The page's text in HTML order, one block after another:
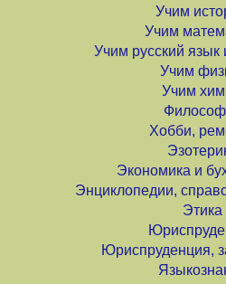
Учим
Учим
Учим русский язык
Учим
Учим
Хобби,
Экономика и
Энциклопедии,
Этика
Юриспруденция,